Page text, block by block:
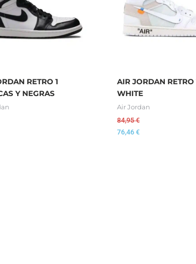
RETRO 1
Y NEGRAS
AIR JORDAN RETRO
WHITE
Air Jordan
84,95€
76,46€